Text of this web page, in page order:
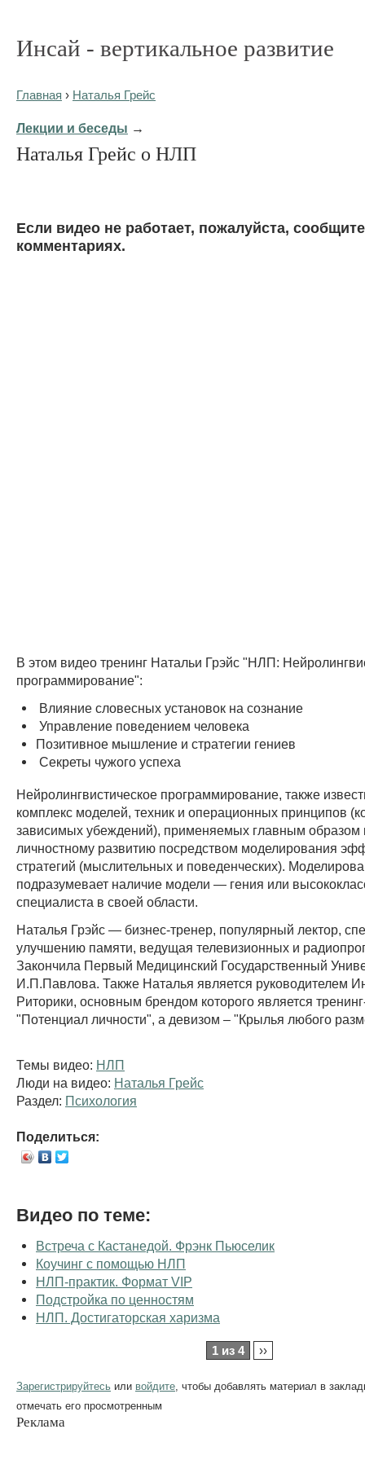
Инсай - вертикальное развитие
Главная › Наталья Грейс
Лекции и беседы →
Наталья Грейс о НЛП
Eсли видео не работает, пожалуйста,
комментариях.
В этом видео тренинг Натальи Грэйс "НЛП:
программирование":
Влияние словесных установок на сознание
Управление поведением человека
Позитивное мышление и стратегии гениев
Секреты чужого успеха
Нейролингвистическое программирование, также
комплекс моделей, техник и операционных принципов
зависимых убеждений), применяемых главным образом
личностному развитию посредством моделирования
стратегий (мыслительных и поведенческих).
подразумевает наличие модели — гения или
специалиста в своей области.
Наталья Грэйс — бизнес-тренер, популярный лектор,
улучшению памяти, ведущая телевизионных и
Закончила Первый Медицинский Государственный
И.П.Павлова. Также Наталья является руководителем
Риторики, основным брендом которого является
"Потенциал личности", а девизом – "Крылья любого
Темы видео: НЛП
Люди на видео: Наталья Грейс
Раздел: Психология
Поделиться:
Видео по теме:
Встреча с Кастанедой. Фрэнк Пьюселик
Коучинг с помощью НЛП
НЛП-практик. Формат VIP
Подстройка по ценностям
НЛП. Достигаторская харизма
1 из 4 ››
Зарегистрируйтесь или войдите , чтобы добавлять материал в
отмечать его просмотренным
Реклама